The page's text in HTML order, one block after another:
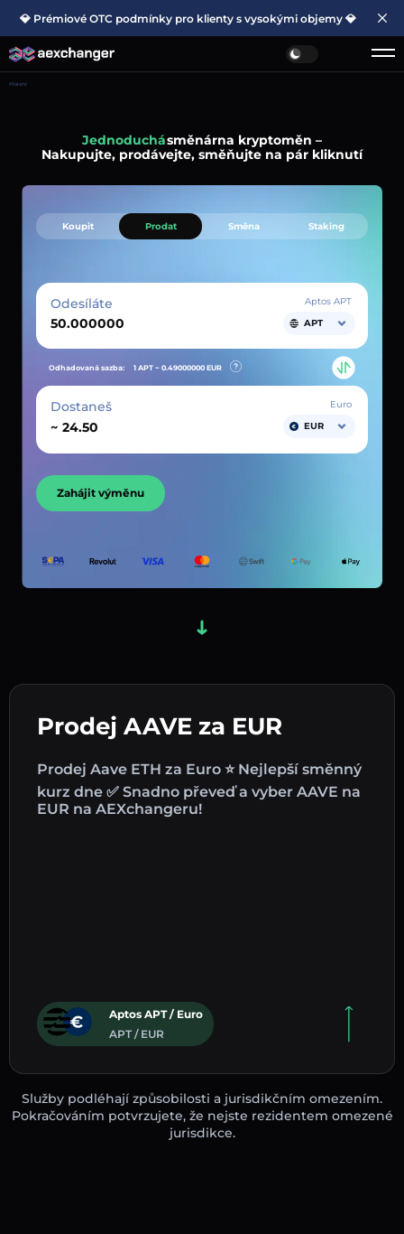
💎 Prémiové OTC podmínky pro klienty s vysokými objemy 💎
Hlavní
Jednoduchásměnárna kryptoměn –
Nakupujte, prodávejte, směňujte na pár kliknutí
Prodej AAVE za EUR
Prodej Aave ETH za Euro ⭐ Nejlepší směnný
kurz dne ✅ Snadno převeď a vyber AAVE na
EUR na AEXchangeru!
Aptos APT / Euro
APT / EUR
Koupit Prodat Směna Staking
Odesíláte
Aptos APT
APT
Odhadovaná sazba: 1 APT ~ 0.49000000 EUR
Dostaneš
~
Euro
EUR
Zahájit výměnu
Služby podléhají způsobilosti a jurisdikčním omezením.
Pokračováním potvrzujete, že nejste rezidentem omezené
jurisdikce.